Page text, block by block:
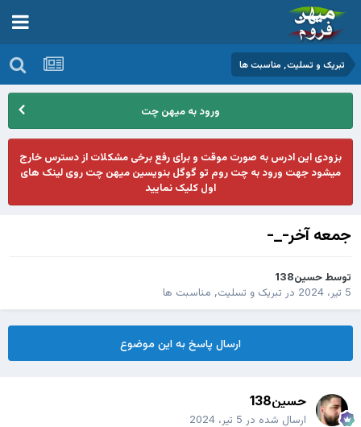
تبریک و تسلیت, مناسبت ها
ورود به میهن چت
بزودی این ادرس به صورت موقت و برای رفع برخی مشکلات از دسترس خارج
میشود جهت ورود به چت روم تو گوگل بنویسین میهن چت روی لینک های
اول کلیک نمایید
جمعه آخر-_-
توسط حسین138
5 تیر، 2024
در تبریک و تسلیت, مناسبت ها
ارسال پاسخ به این موضوع
حسین138
ارسال شده در 5 تیر، 2024